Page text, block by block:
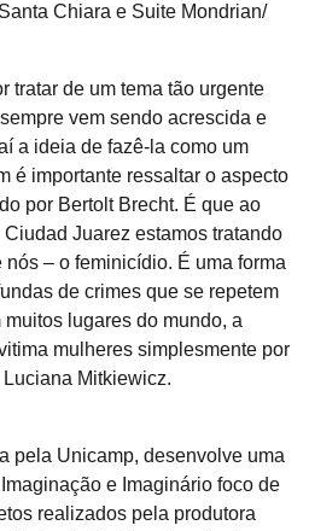
Chiara e Suite Mondrian/
tratar de um tema tão urgente
vem sendo acrescida e
a ideia de fazê-la como um
é importante ressaltar o aspecto
por Bertolt Brecht. É que ao
Juarez estamos tratando
– o feminicídio. É uma forma
de crimes que se repetem
lugares do mundo, a
mulheres simplesmente por
Mitkiewicz.
pela Unicamp, desenvolve uma
e Imaginário foco de
realizados pela produtora